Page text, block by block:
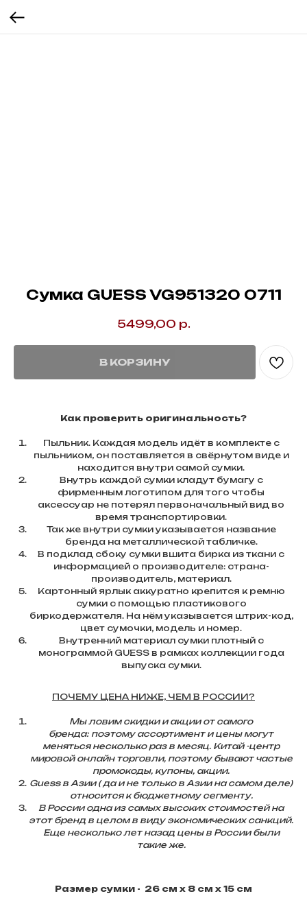
Сумка GUESS VG951320 0711
5499,00 р.
В КОРЗИНУ
Как проверить оригинальность?
Пыльник. Каждая модель идёт в комплекте с
пыльником, он поставляется в свёрнутом виде и
находится внутри самой сумки.
Внутрь каждой сумки кладут бумагу с
фирменным логотипом для того чтобы
аксессуар не потерял первоначальный вид во
время транспортировки.
Так же внутри сумки указывается название
бренда на металлической табличке.
В подклад сбоку сумки вшита бирка из ткани с
информацией о производителе: страна-
производитель, материал.
Картонный ярлык аккуратно крепится к ремню
сумки с помощью пластикового
биркодержателя. На нём указывается штрих-код,
цвет сумочки, модель и номер.
Внутренний материал сумки плотный с
монограммой GUESS в рамках коллекции года
выпуска сумки.
ПОЧЕМУ ЦЕНА НИЖЕ, ЧЕМ В РОССИИ?
Мы ловим скидки и акции от самого
бренда: поэтому ассортимент и цены могут
меняться несколько раз в месяц. Китай -центр
мировой онлайн торговли, поэтому бывают частые
промокоды, купоны, акции.
Guess в Азии ( да и не только в Азии на самом деле)
относится к бюджетному сегменту.
В России одна из самых высоких стоимостей на
этот бренд в целом в виду экономических санкций.
Еще несколько лет назад цены в России были
такие же.
Размер сумки - 26 см х 8 см х 15 см